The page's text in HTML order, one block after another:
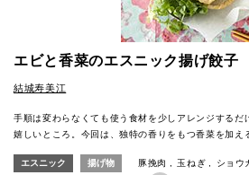
エビと香菜のエスニック揚げ餃子
結城寿美江
手順は変わらなくても使う食材を少しアレンジするだ
嬉しいところ。今回は、独特の香りをもつ香菜を加え
エスニック 揚げ物 豚挽肉 玉ねぎ ショウ